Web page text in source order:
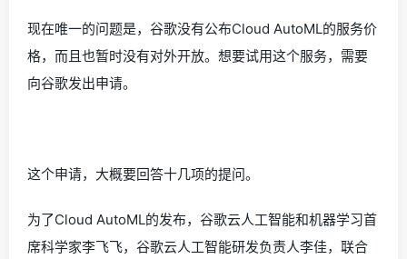
现在唯一的问题是，谷歌没有公布Cloud AutoML的服务价
格，而且也暂时没有对外开放。想要试用这个服务，需要
向谷歌发出申请。
这个申请，大概要回答十几项的提问。
为了Cloud AutoML的发布，谷歌云人工智能和机器学习首
席科学家李飞飞，谷歌云人工智能研发负责人李佳，联合